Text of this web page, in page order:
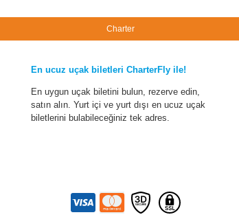
Charter
En ucuz uçak biletleri CharterFly ile!
En uygun uçak biletini bulun, rezerve edin,
satın alın. Yurt içi ve yurt dışı en ucuz uçak
biletlerini bulabileceğiniz tek adres.